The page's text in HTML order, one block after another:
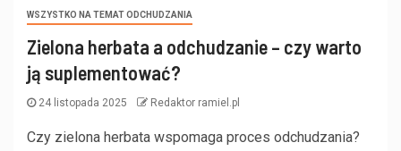
WSZYSTKO NA TEMAT ODCHUDZANIA
Zielona herbata a odchudzanie – czy warto
ją suplementować?
24 listopada 2025 Redaktor ramiel.pl
Czy zielona herbata wspomaga proces odchudzania?